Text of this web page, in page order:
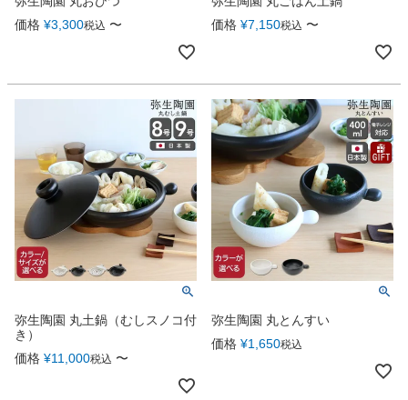
価格 ¥3,300税込 〜
価格 ¥7,150税込 〜
弥生陶園 丸土鍋（むしスノコ付
き）
価格 ¥11,000税込 〜
弥生陶園 丸とんすい
価格 ¥1,650税込